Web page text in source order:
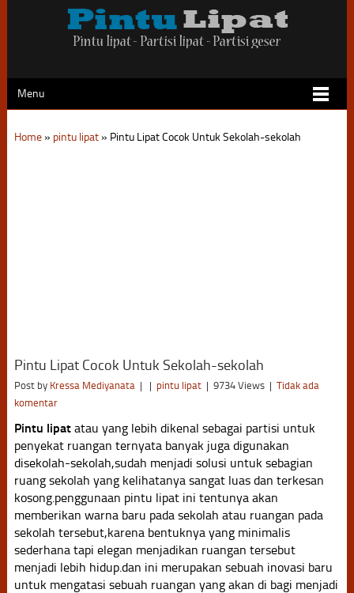
Menu
Home» pintu lipat» Pintu Lipat Cocok Untuk Sekolah-sekolah
Pintu Lipat Cocok Untuk Sekolah-sekolah
Post by Kressa Mediyanata | | pintu lipat | 9734 Views | Tidak ada
komentar
Pintu lipatatau yang lebih dikenal sebagai partisi untuk
penyekat ruangan ternyata banyak juga digunakan
disekolah-sekolah,sudah menjadi solusi untuk sebagian
ruang sekolah yang kelihatanya sangat luas dan terkesan
kosong.penggunaan pintu lipat ini tentunya akan
memberikan warna baru pada sekolah atau ruangan pada
sekolah tersebut,karena bentuknya yang minimalis
sederhana tapi elegan menjadikan ruangan tersebut
menjadi lebih hidup.dan ini merupakan sebuah inovasi baru
untuk mengatasi sebuah ruangan yang akan di bagi menjadi